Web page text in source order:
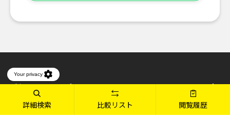
詳細検索 比較リスト 閲覧履歴
製品ラインアップ
ブランド BRAND